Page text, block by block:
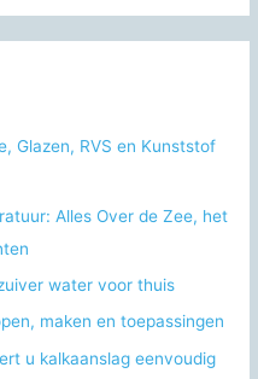
Glazen, RVS en Kunststof
Alles Over de Zee, het
water voor thuis
maken en toepassingen
u kalkaanslag eenvoudig